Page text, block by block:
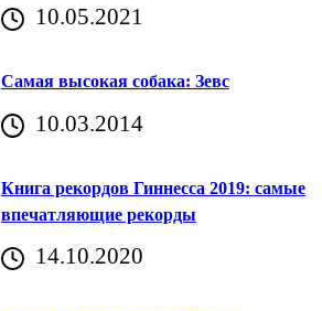
10.05.2021
Самая высокая собака: Зевс
10.03.2014
Книга рекордов Гиннесса 2019: самые
впечатляющие рекорды
14.10.2020